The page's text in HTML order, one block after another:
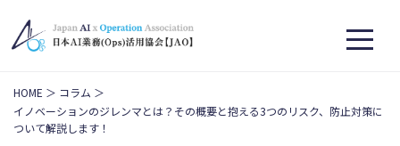
HOME
コラム
イノベーションのジレンマとは？その概要と抱える3つのリスク、防止対策に
ついて解説します！